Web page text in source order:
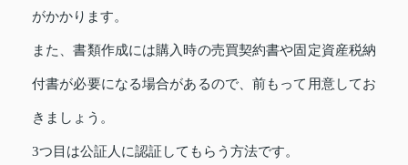
がかかります。
また、書類作成には購入時の売買契約書や固定資産税納
付書が必要になる場合があるので、前もって用意してお
きましょう。
3つ目は公証人に認証してもらう方法です。